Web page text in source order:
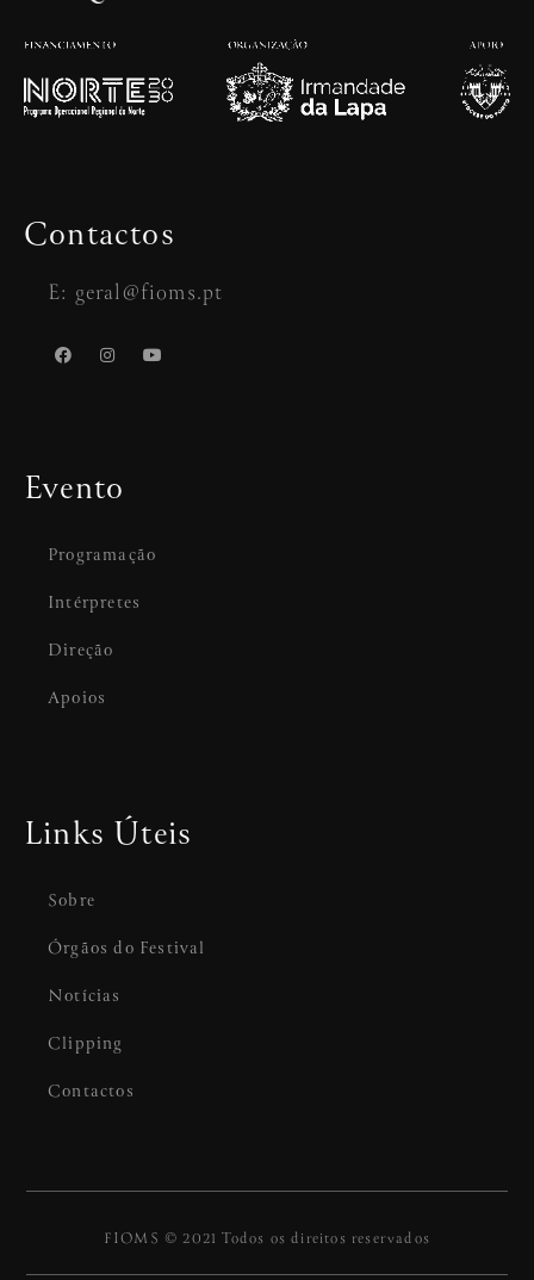
Contactos
E: geral@fioms.pt
Evento
Programação
Intérpretes
Direção
Apoios
Links Úteis
Sobre
Órgãos do Festival
Notícias
Clipping
Contactos
FIOMS © 2021 Todos os direitos reservados